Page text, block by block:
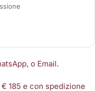
o Email.
185 e con spedizione